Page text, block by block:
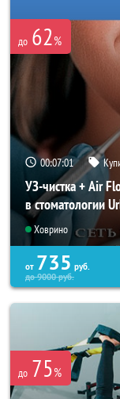
до 62%
00:06:58
УЗ-чистка + Air
в стоматологии
Ховрино
от 735 руб.
до9000руб.
до 75%